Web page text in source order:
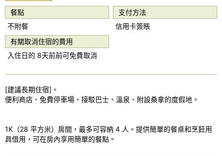
vi
o
u
s
xt
餐點
不附餐
支付方法
信用卡簽賬
有關取消住宿的費用
入住日的 8天前前可免費取消
[建議長期住宿]。
便利商店、免費停車場、接駁巴士、溫泉、附設桑拿的度假地。
1K（28 平方米）房間，最多可容納 4 人。提供簡單的餐桌和烹飪用
具借用，可在房內享用簡單的餐點。